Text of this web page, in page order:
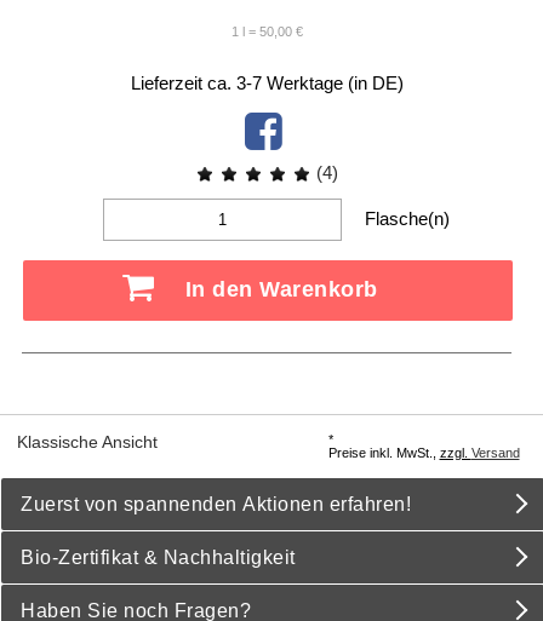
1 l = 50,00 €
Lieferzeit ca. 3-7 Werktage (in DE)
(4)
Flasche(n)
In den Warenkorb
Klassische Ansicht
*
Preise inkl. MwSt., zzgl. Versand
Zuerst von spannenden Aktionen erfahren!
Bio-Zertifikat & Nachhaltigkeit
Haben Sie noch Fragen?